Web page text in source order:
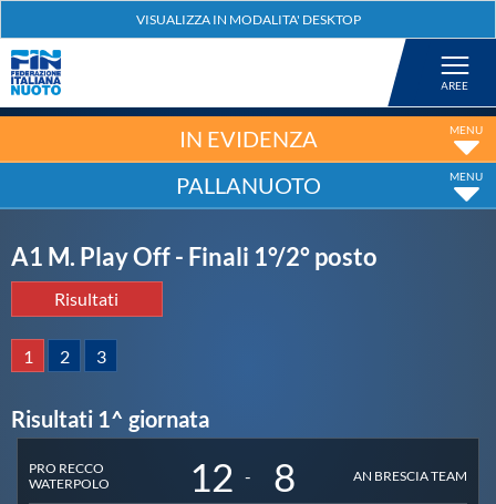
Nuoto
Tuffi
Salvamento
IN EVIDENZA
PALLANUOTO
A1 M. Play Off - Finali 1°/2° posto
Risultati
1 2 3
Risultati 1^ giornata
PRO RECCO
WATERPOLO
12 - 8 AN BRESCIA TEAM